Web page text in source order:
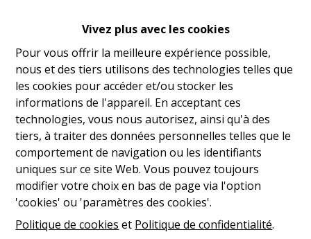
Vivez plus avec les cookies
Pour vous offrir la meilleure expérience possible,
nous et des tiers utilisons des technologies telles que
les cookies pour accéder et/ou stocker les
informations de l'appareil. En acceptant ces
technologies, vous nous autorisez, ainsi qu'à des
tiers, à traiter des données personnelles telles que le
comportement de navigation ou les identifiants
uniques sur ce site Web. Vous pouvez toujours
modifier votre choix en bas de page via l'option
'cookies' ou 'paramètres des cookies'.
Politique de cookies et Politique de confidentialité.
Philippeville
Rue de France, 37
Lu
14h-17h
Ma
9h-12h 14h-17h
Mer
9h-12h 14h-17h
Je
9h-12h 14h-17h
Ve
9h-12h
Sam
10h-13h